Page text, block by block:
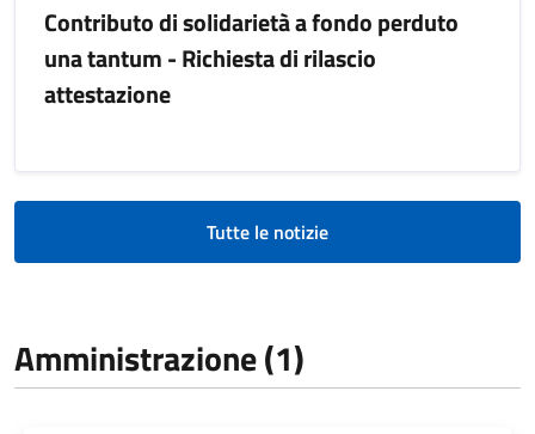
Contributo di solidarietà a fondo perduto
una tantum - Richiesta di rilascio
attestazione
Tutte le notizie
Amministrazione (1)